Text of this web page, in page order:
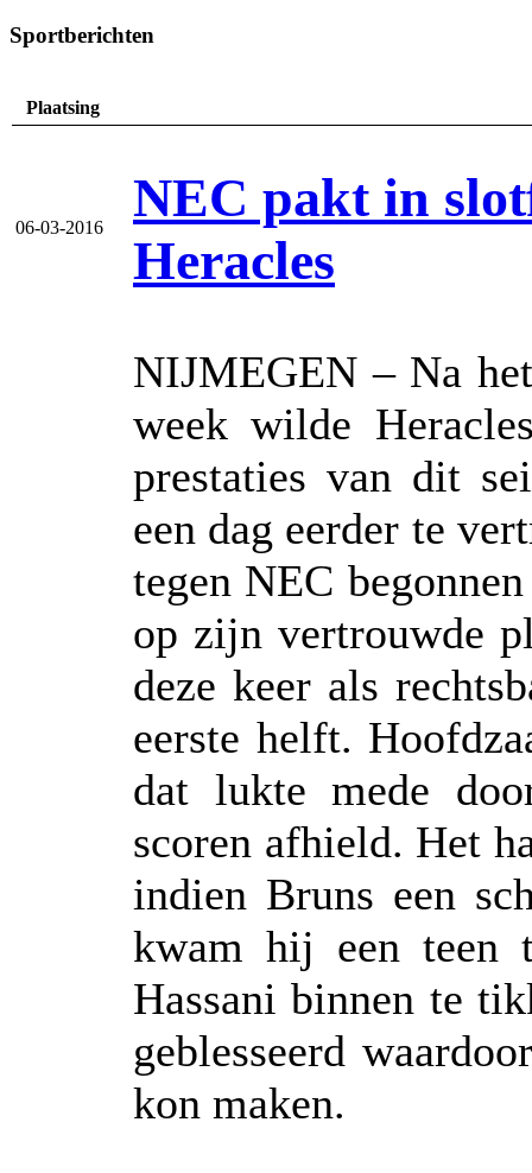
Sportberichten
Plaatsing
06-03-2016
NEC pakt in
Heracles
NIJMEGEN – Na
week wilde
prestaties van dit
een dag eerder te
tegen NEC
op zijn vertrouwde
deze keer als
eerste helft.
dat lukte mede
scoren afhield. Het
indien Bruns een
kwam hij een teen
Hassani binnen te
geblesseerd
kon maken.